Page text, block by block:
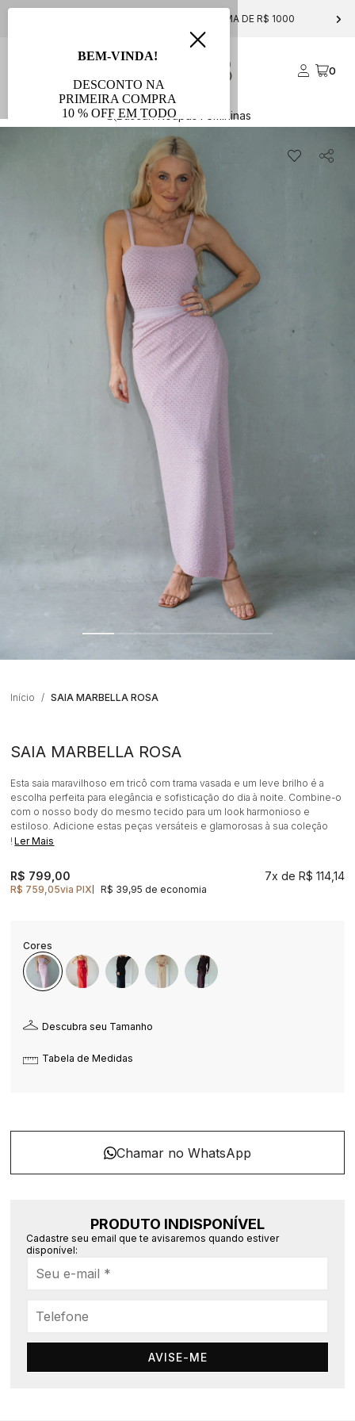
FRETE GRÁTIS PARA COMPRAS ACIMA DE R$ 1000
0
Início SAIA MARBELLA ROSA
SAIA MARBELLA ROSA
Esta saia maravilhoso em tricô com trama vasada e um leve brilho é a
escolha perfeita para elegância e sofisticação do dia à noite. Combine-o
com o nosso body do mesmo tecido para um look harmonioso e
estiloso. Adicione estas peças versáteis e glamorosas à sua coleção
!Ler Mais
R$ 759,05via PIX R$ 39,95 de economia
R$ 799,00 7x R$ 114,14
Descubra seu Tamanho
Tabela de Medidas
PRODUTO INDISPONÍVEL
Cadastre seu email que te avisaremos quando estiver
disponível:
AVISE-ME